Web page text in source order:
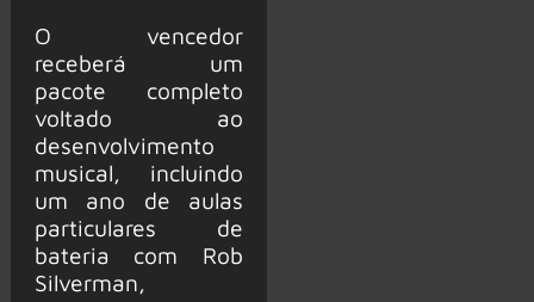
O vencedor
receberá um
pacote completo
voltado ao
desenvolvimento
musical, incluindo
um ano de aulas
particulares de
bateria com Rob
Silverman,